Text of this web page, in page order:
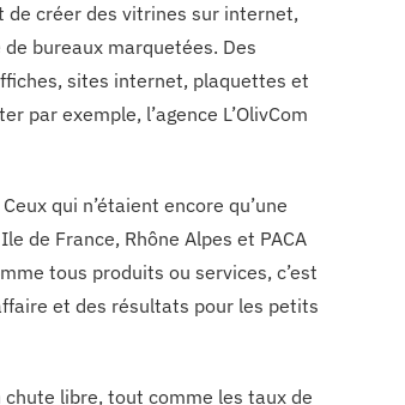
créer des vitrines sur internet,
bureaux marquetées. Des
sites internet, plaquettes et
exemple, l’agence L’OlivCom
qui n’étaient encore qu’une
de France, Rhône Alpes et PACA
tous produits ou services, c’est
et des résultats pour les petits
libre, tout comme les taux de